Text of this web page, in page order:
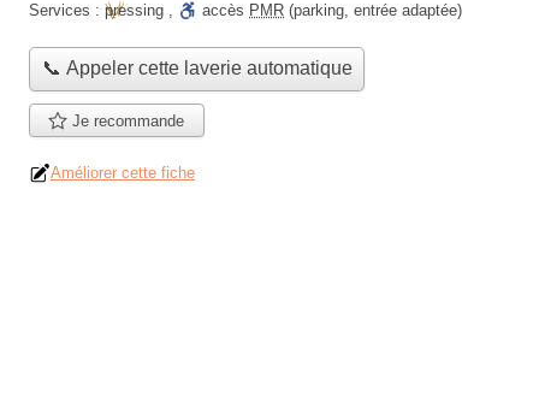
Services : pressing , accès PMR (parking, entrée adaptée)
📞 Appeler cette laverie automatique
Je recommande
Améliorer cette fiche